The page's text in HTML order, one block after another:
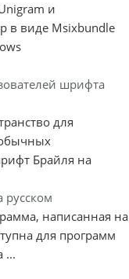
и
в виде Msixbundle
шрифта
для
Брайля на
русском
написанная на
для программ
...